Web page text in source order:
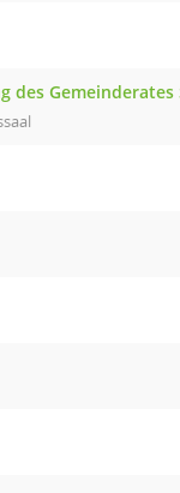
Gemeinderates